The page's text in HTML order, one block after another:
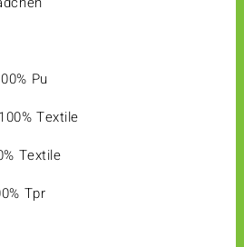
Pu
100% Textile
Textile
Tpr